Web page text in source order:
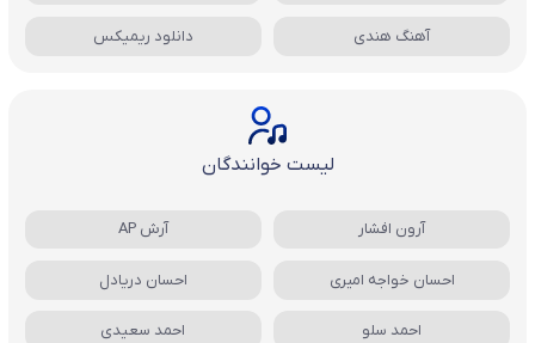
آهنگ هندی دانلود ریمیکس
لیست خوانندگان
آرون افشار آرش AP
احسان خواجه امیری احسان دریادل
احمد سلو احمد سعیدی